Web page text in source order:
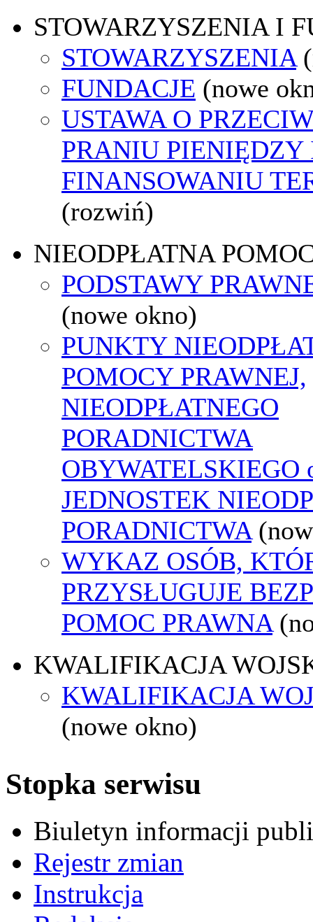
STOWARZYSZENIA I
STOWARZYSZENIA
FUNDACJE (nowe
USTAWA O
PRANIU PIENIĘDZY
FINANSOWANIU
(rozwiń)
NIEODPŁATNA
PODSTAWY
(nowe okno)
PUNKTY
POMOCY PRAWNEJ,
NIEODPŁATNEGO
PORADNICTWA
OBYWATELSKIEGO
JEDNOSTEK
PORADNICTWA
WYKAZ OSÓB,
PRZYSŁUGUJE
POMOC PRAWNA
KWALIFIKACJA
KWALIFIKACJA
(nowe okno)
Stopka serwisu
Biuletyn informacji
Rejestr zmian
Instrukcja